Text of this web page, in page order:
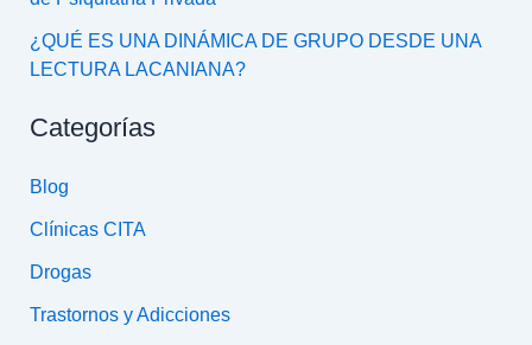
¿QUÉ ES UNA DINÁMICA DE GRUPO DESDE UNA
LECTURA LACANIANA?
Categorías
Blog
Clínicas CITA
Drogas
Trastornos y Adicciones